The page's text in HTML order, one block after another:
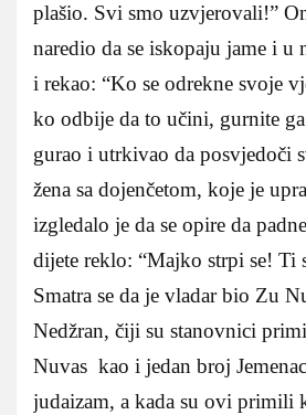
plašio. Svi smo uzvjerovali!”
naredio da se iskopaju jame i u
i rekao: “Ko se odrekne svoje
ko odbije da to učini, gurnite
gurao i utrkivao da posvjedoči
žena sa dojenčetom, koje je
izgledalo je da se opire da
dijete reklo: “Majko strpi se! Ti
Smatra se da je vladar bio Zu
Nedžran, čiji su stanovnici
Nuvas kao i jedan broj
judaizam, a kada su ovi primili